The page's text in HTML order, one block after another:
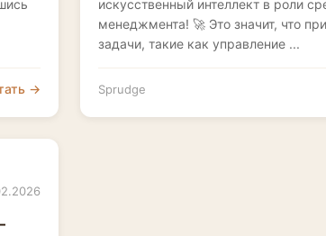
→
искусственный интеллект в роли
менеджмента! 🚀 Это значит, что
задачи, такие как управление ...
Sprudge